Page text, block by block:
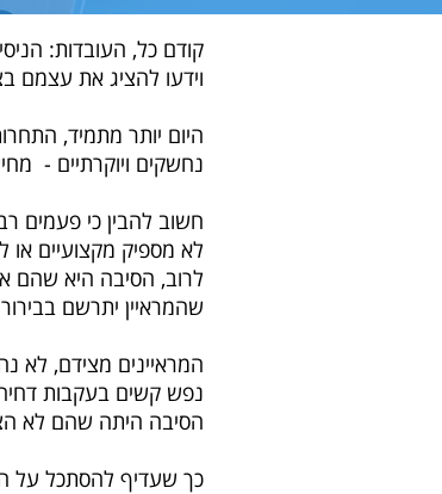
קודם כל, העובדות:
וידעו להציג את עצמם
היום יותר מתמיד,
נחשקים ויוקרתיים -
חשוב להבין כי פעמים
לא מספיק מקצועיים או
לרוב, הסיבה היא שהם
שהמראיין יתרשם
המראיינים מצידם, לא
נפש קשים בעקבות
הסיבה היתה שהם לא
כך שעדיף להסתכל על